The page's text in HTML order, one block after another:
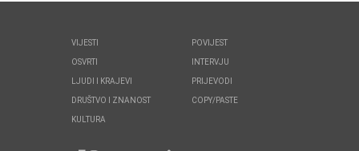
VIJESTI
OSVRTI
LJUDI I KRAJEVI
DRUŠTVO I ZNANOST
KULTURA
POVIJEST
INTERVJU
PRIJEVODI
COPY/PASTE